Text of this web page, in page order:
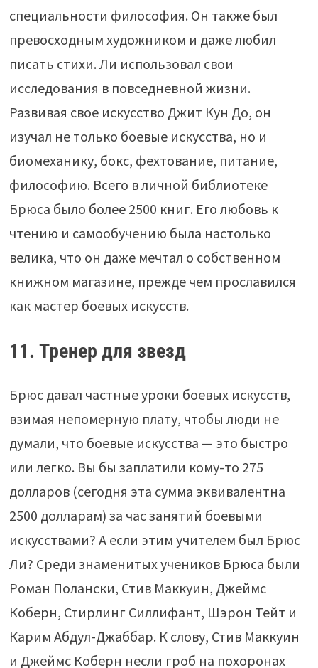
специальности философия. Он также был
превосходным художником и даже любил
писать стихи. Ли использовал свои
исследования в повседневной жизни.
Развивая свое искусство Джит Кун До, он
изучал не только боевые искусства, но и
биомеханику, бокс, фехтование, питание,
философию. Всего в личной библиотеке
Брюса было более 2500 книг. Его любовь к
чтению и самообучению была настолько
велика, что он даже мечтал о собственном
книжном магазине, прежде чем прославился
как мастер боевых искусств.
11. Тренер для звезд
Брюс давал частные уроки боевых искусств,
взимая непомерную плату, чтобы люди не
думали, что боевые искусства — это быстро
или легко. Вы бы заплатили кому-то 275
долларов (сегодня эта сумма эквивалентна
2500 долларам) за час занятий боевыми
искусствами? А если этим учителем был Брюс
Ли? Среди знаменитых учеников Брюса были
Роман Полански, Стив Маккуин, Джеймс
Коберн, Стирлинг Силлифант, Шэрон Тейт и
Карим Абдул-Джаббар. К слову, Стив Маккуин
и Джеймс Коберн несли гроб на похоронах